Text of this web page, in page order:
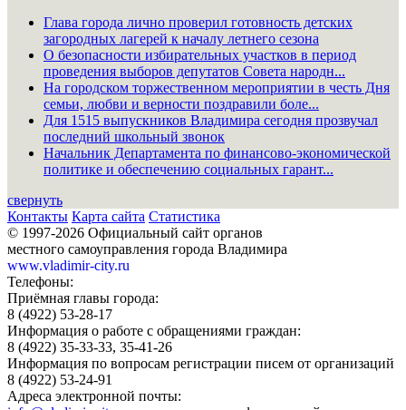
Глава города лично проверил готовность детских
загородных лагерей к началу летнего сезона
О безопасности избирательных участков в период
проведения выборов депутатов Совета народн...
На городском торжественном мероприятии в честь Дня
семьи, любви и верности поздравили боле...
Для 1515 выпускников Владимира сегодня прозвучал
последний школьный звонок
Начальник Департамента по финансово-экономической
политике и обеспечению социальных гарант...
свернуть
Контакты Карта сайта Статистика
© 1997-2026 Официальный сайт органов
местного самоуправления города Владимира
www.vladimir-city.ru
Телефоны:
Приёмная главы города:
8 (4922) 53-28-17
Информация о работе с обращениями граждан:
8 (4922) 35-33-33, 35-41-26
Информация по вопросам регистрации писем от организаций
8 (4922) 53-24-91
Адреса электронной почты: